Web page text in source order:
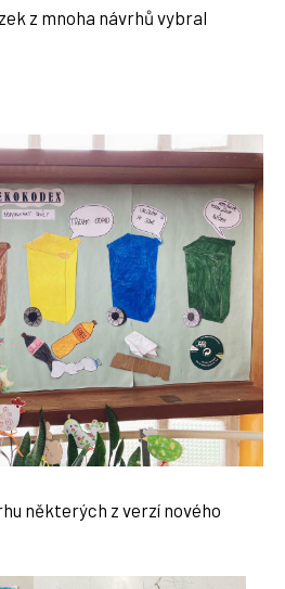
z mnoha návrhů vybral
některých z verzí nového